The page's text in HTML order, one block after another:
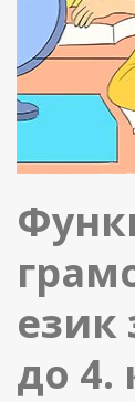
език
до 4.